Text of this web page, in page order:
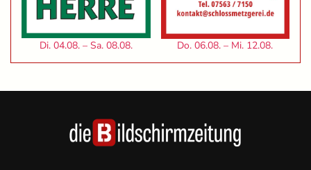
Di. 04.08. – Sa. 08.08. Do. 06.08. – Mi. 12.08.